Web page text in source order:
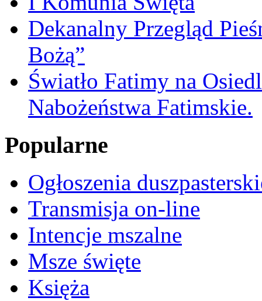
Dekanalny Przegląd
Bożą”
Światło Fatimy na
Nabożeństwa Fatimskie.
Popularne
Ogłoszenia
Transmisja on-line
Intencje mszalne
Msze święte
Księża